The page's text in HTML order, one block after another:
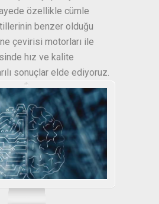
özellikle cümle
benzer olduğu
çevirisi motorları ile
hız ve kalite
sonuçlar elde ediyoruz.